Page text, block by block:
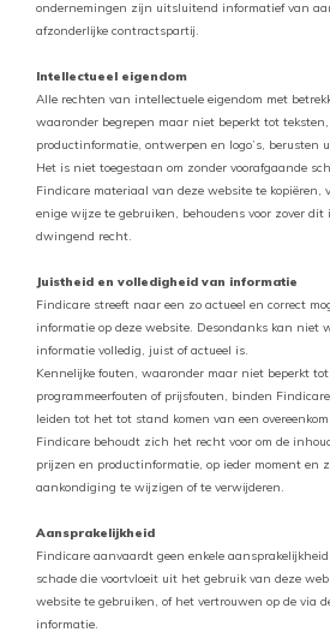
ondernemingen zijn uitsluitend informatief van
afzonderlijke contractspartij.
Intellectueel eigendom
Alle rechten van intellectuele eigendom met
waaronder begrepen maar niet beperkt tot
productinformatie, ontwerpen en logo’s, berusten
Het is niet toegestaan om zonder voorafgaande
Findicare materiaal van deze website te kopiëren,
enige wijze te gebruiken, behoudens voor zover
dwingend recht.
Juistheid en volledigheid van informatie
Findicare streeft naar een zo actueel en correct
informatie op deze website. Desondanks kan niet
informatie volledig, juist of actueel is.
Kennelijke fouten, waaronder maar niet beperkt
programmeerfouten of prijsfouten, binden
leiden tot het tot stand komen van een
Findicare behoudt zich het recht voor om de
prijzen en productinformatie, op ieder moment en
aankondiging te wijzigen of te verwijderen.
Aansprakelijkheid
Findicare aanvaardt geen enkele
schade die voortvloeit uit het gebruik van deze
website te gebruiken, of het vertrouwen op de via
informatie.